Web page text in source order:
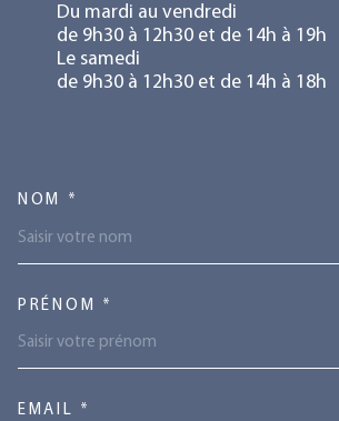
Du mardi au vendredi
de 9h30 à 12h30 et de 14h à 19h
Le samedi
de 9h30 à 12h30 et de 14h à 18h
NOM *
PRÉNOM *
EMAIL *